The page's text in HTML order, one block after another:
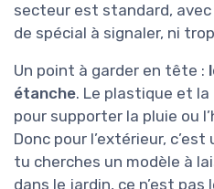
secteur est standard,
de spécial à signaler, ni
Un point à garder en tête :
étanche. Le plastique et
pour supporter la pluie ou
Donc pour l’extérieur,
tu cherches un modèle à
dans le jardin, ce n’est pas